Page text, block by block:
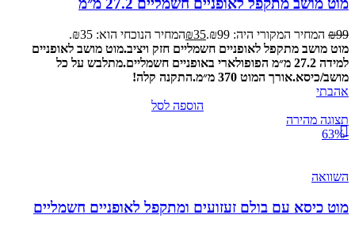
מוט מושב מתקפל לאופניים חשמליים 27.2 מ״מ
₪99 המחיר המקורי היה: ₪99. ₪35
המחיר הנוכחי הוא: ₪35.
מוט מושב מתקפל לאופניים חשמליים חזק ויציב.מוט מושב לאופניים
למידה 27.2 מ״מ הפופולארי באופניים חשמליים.
מתלבש על כל
מושב/כיסא.אורך המוט 370 מ״מ.
התקנה קלה!
אהבתי
הוספה לסל
תצוגה מהירה
-63%
השוואה
מוט כיסא עם בולם זעזועים ומתקפל לאופניים חשמליים